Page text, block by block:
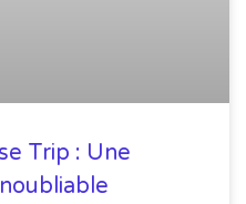
Trip : Une